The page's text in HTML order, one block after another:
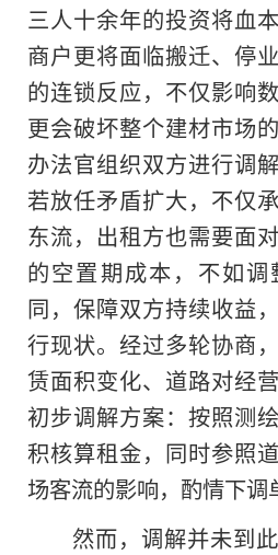
三人十余年的投资将血
商户更将面临搬迁、停
的连锁反应，不仅影响
更会破坏整个建材市场
办法官组织双方进行调
若放任矛盾扩大，不仅
东流，出租方也需要面
的空置期成本，不如
同，保障双方持续收益
行现状。经过多轮协商
赁面积变化、道路对经
初步调解方案：按照测
积核算租金，同时参照
场客流的影响，酌情下调
然而，调解并未到